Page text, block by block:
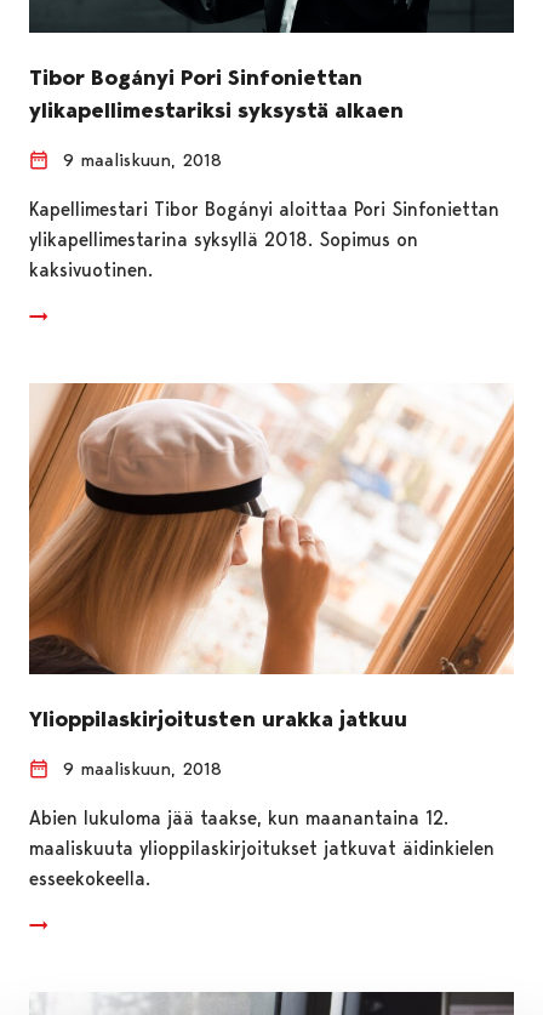
Tibor Bogányi Pori Sinfoniettan
ylikapellimestariksi syksystä alkaen
9 maaliskuun, 2018
Kapellimestari Tibor Bogányi aloittaa Pori Sinfoniettan
ylikapellimestarina syksyllä 2018. Sopimus on
kaksivuotinen.
Ylioppilaskirjoitusten urakka jatkuu
9 maaliskuun, 2018
Abien lukuloma jää taakse, kun maanantaina 12.
maaliskuuta ylioppilaskirjoitukset jatkuvat äidinkielen
esseekokeella.